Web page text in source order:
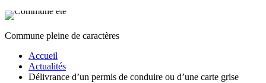
Commune pleine de caractères
Accueil
Actualités
Délivrance d’un permis de conduire ou d’une carte grise